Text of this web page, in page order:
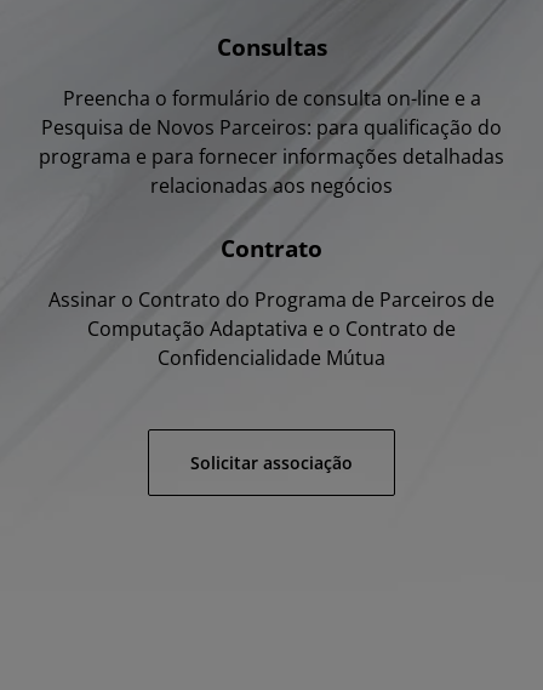
Consultas
Preencha o formulário de consulta on-line e a
Pesquisa de Novos Parceiros: para qualificação do
programa e para fornecer informações detalhadas
relacionadas aos negócios
Contrato
Assinar o Contrato do Programa de Parceiros de
Computação Adaptativa e o Contrato de
Confidencialidade Mútua
Solicitar associação